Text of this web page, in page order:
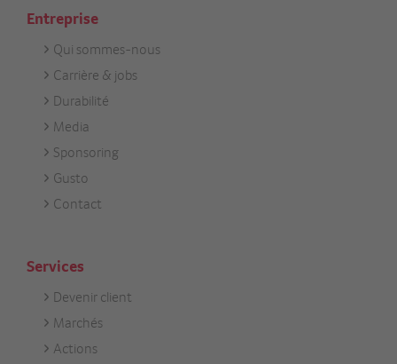
Entreprise
Footer
Unternehmen
Qui sommes-nous
Carrière & jobs
Durabilité
Media
Sponsoring
Gusto
Contact
Services
Footer
Services
Devenir client
Marchés
Actions